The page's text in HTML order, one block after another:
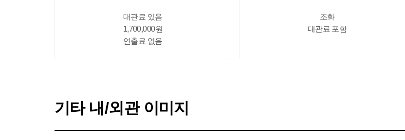
대관료 있음
1,700,000원
연출료 없음
조화
대관료 포함
기타 내/외관 이미지